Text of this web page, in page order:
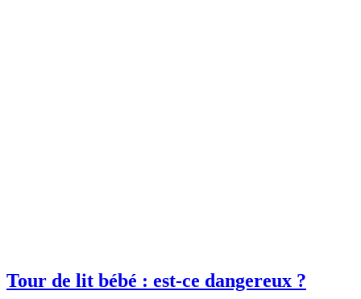
Tour de lit bébé : est-ce dangereux ?